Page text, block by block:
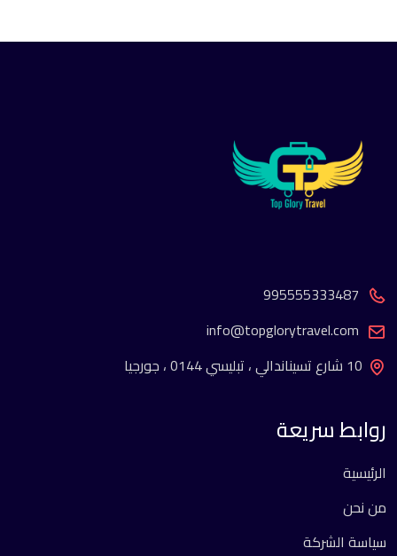
995555333487
info@topglorytravel.com
10 شارع تسيناندالي ، تبليسي 0144 ، جورجيا
روابط سريعة
الرئيسية
من نحن
سياسة الشركة